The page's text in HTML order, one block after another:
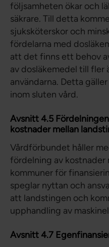
följsamheten ökar och
säkrare. Till detta
sjuksköterskor och
fördelarna med
att det finns ett behov
av dosläkemedel till
användarna. Detta
inom sluten vård.
Avsnitt 4.5
kostnader mellan
Vårdförbundet håller
fördelning av kostnader
kommuner för
speglar nyttan och
att landstingen och
upphandling av
Avsnitt 4.7